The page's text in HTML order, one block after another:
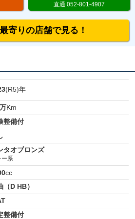
直通 052-801-4907
寄りの店舗で見る！
(R5)年
Km
整備付
タオブロンズ
ー系
cc
（D HB）
整備付